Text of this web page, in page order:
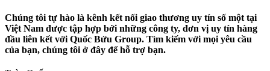
Chúng tôi tự hào là kênh kết nối giao thương uy tín số một tại
Việt Nam được tập hợp bởi những công ty, đơn vị uy tín hàng
đầu liên kết với Quốc Bửu Group. Tìm kiếm với mọi yêu cầu
của bạn, chúng tôi ở đây để hỗ trợ bạn.